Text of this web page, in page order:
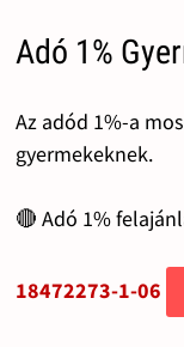
Adó 1%
Az adód 1%-a
gyermekeknek.
🔴 Adó 1%
18472273-1-06